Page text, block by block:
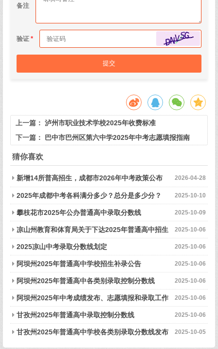
备注
验证
提交
上一篇： 泸州市职业技术学校2025年收费标准
下一篇：
巴中市巴州区第六中学2025年中考志愿填报指南
猜你喜欢
2026-04-28
新增14所普高招生，成都市2026年中考政策公布
2025-10-10
2025年成都中考各科满分多少？总分是多少分？
2025-10-09
攀枝花市2025年公办普通高中录取分数线
2025-10-06
凉山州教育和体育局关于下达2025年普通高中招生
计划的公告 2025-10-06
2025凉山中考录取分数线划定
2025-10-06
阿坝州2025年普通高中学校招生补录公告
2025-10-06
阿坝州2025年普通高中各类别录取控制分数线
2025-10-06
阿坝州2025年中考成绩发布、志愿填报和录取工作
时间安排 2025-10-06
甘孜州2025年普通高中录取控制分数线
2025-10-05
甘孜州2025年普通高中学校各类别录取分数线发布